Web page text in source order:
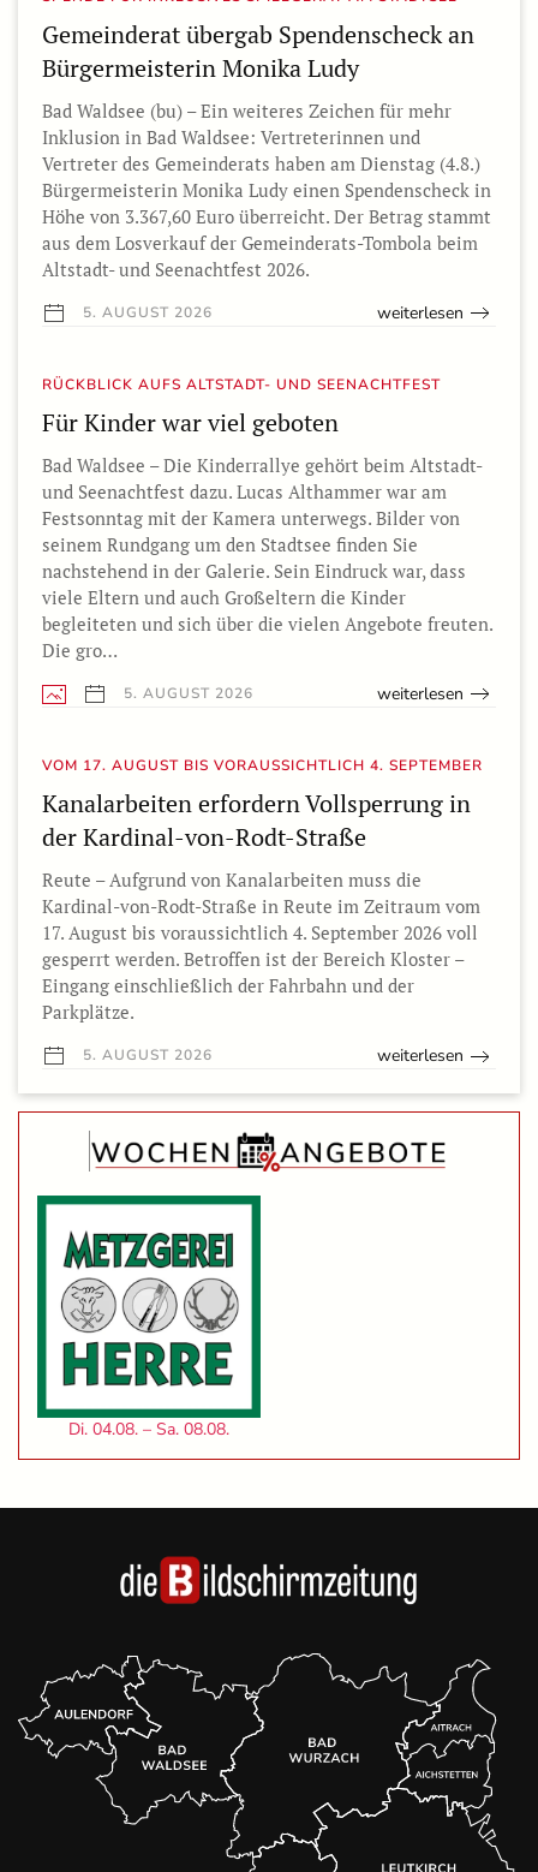
Gemeinderat übergab Spendenscheck an
Bürgermeisterin Monika Ludy
Bad Waldsee (bu) – Ein weiteres Zeichen für mehr
Inklusion in Bad Waldsee: Vertreterinnen und
Vertreter des Gemeinderats haben am Dienstag (4.8.)
Bürgermeisterin Monika Ludy einen Spendenscheck in
Höhe von 3.367,60 Euro überreicht. Der Betrag stammt
aus dem Losverkauf der Gemeinderats-Tombola beim
Altstadt- und Seenachtfest 2026.
5. AUGUST 2026 weiterlesen
RÜCKBLICK AUFS ALTSTADT- UND SEENACHTFEST
Für Kinder war viel geboten
Bad Waldsee – Die Kinderrallye gehört beim Altstadt-
und Seenachtfest dazu. Lucas Althammer war am
Festsonntag mit der Kamera unterwegs. Bilder von
seinem Rundgang um den Stadtsee finden Sie
nachstehend in der Galerie. Sein Eindruck war, dass
viele Eltern und auch Großeltern die Kinder
begleiteten und sich über die vielen Angebote freuten.
Die gro…
5. AUGUST 2026 weiterlesen
VOM 17. AUGUST BIS VORAUSSICHTLICH 4. SEPTEMBER
Kanalarbeiten erfordern Vollsperrung in
der Kardinal-von-Rodt-Straße
Reute – Aufgrund von Kanalarbeiten muss die
Kardinal-von-Rodt-Straße in Reute im Zeitraum vom
17. August bis voraussichtlich 4. September 2026 voll
gesperrt werden. Betroffen ist der Bereich Kloster –
Eingang einschließlich der Fahrbahn und der
Parkplätze.
5. AUGUST 2026 weiterlesen
Di. 04.08. – Sa. 08.08.